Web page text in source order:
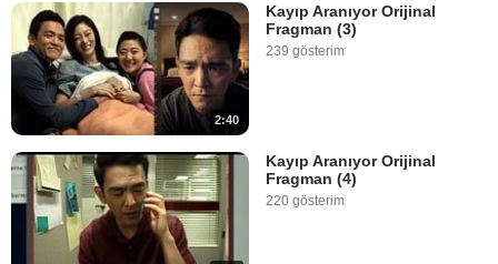
2:40
Kayıp Aranıyor Orijinal
Fragman (3)
239 gösterim
Kayıp Aranıyor Orijinal
Fragman (4)
220 gösterim